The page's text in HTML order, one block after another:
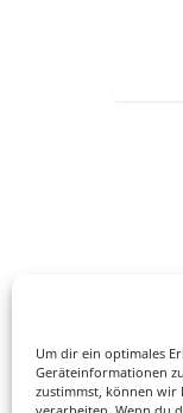
Um dir ein optimales
Geräteinformationen
zustimmst, können wir